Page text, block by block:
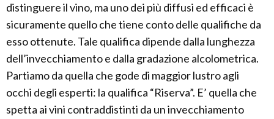
distinguere il vino, ma uno dei più diffusi ed efficaci è
sicuramente quello che tiene conto delle qualifiche da
esso ottenute. Tale qualifica dipende dalla lunghezza
dell’invecchiamento e dalla gradazione alcolometrica.
Partiamo da quella che gode di maggior lustro agli
occhi degli esperti: la qualifica “Riserva”. E’ quella che
spetta ai vini contraddistinti da un invecchiamento